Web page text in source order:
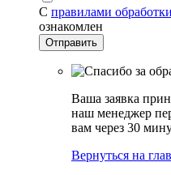
С правилами обработки
ознакомлен
Ваша заявка
наш менеджер
вам через 30
Вернуться на